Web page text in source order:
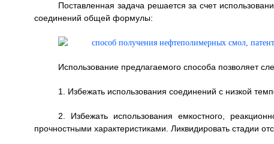
Поставленная задача решается за счет
соединений общей формулы:
Использование предлагаемого способа позволяет
1. Избежать использования соединений с низкой
2. Избежать использования емкостного,
прочностными характеристиками. Ликвидировать стадии